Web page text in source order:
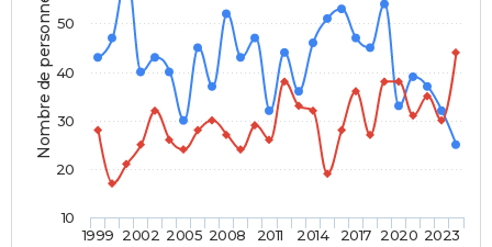
Nombre de personnes
1999 2002 2005 2008 2011 2014 2017 2020 2023
10
20
30
40
50